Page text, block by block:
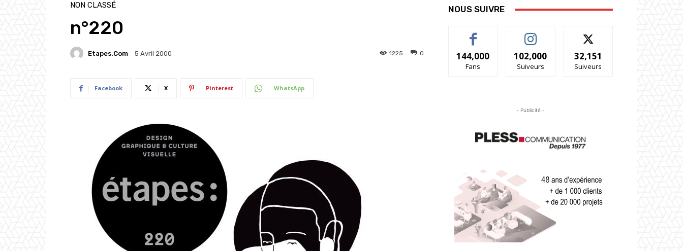
NON CLASSÉ
n°220
Etapes.com 5 Avril 2000 0
1225
Facebook X Pinterest WhatsApp
NOUS SUIVRE
144,000
Fans
102,000
Suiveurs
32,151
Suiveurs
- Publicité -